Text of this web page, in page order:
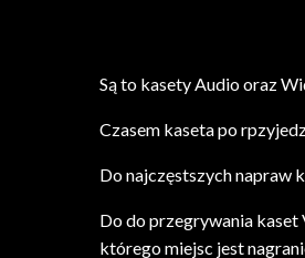
Są to kasety Audio oraz
Czasem kaseta po
Do najczęstszych napraw
Do do przegrywania kaset
którego miejsc jest